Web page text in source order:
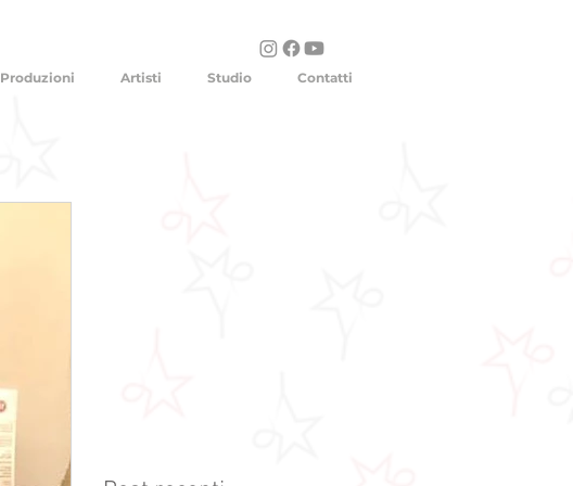
Produzioni Artisti Studio Contatti